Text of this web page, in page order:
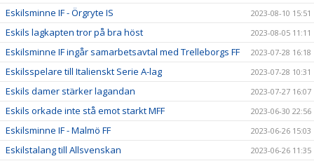
Eskilsminne IF - Örgryte IS 2023-08-10 15:51
Eskils lagkapten tror på bra höst 2023-08-05 11:11
Eskilsminne IF ingår samarbetsavtal med Trelleborgs FF 2023-07-28 16:18
Eskilsspelare till Italienskt Serie A-lag 2023-07-28 10:31
Eskils damer stärker lagandan 2023-07-27 16:07
Eskils orkade inte stå emot starkt MFF 2023-06-30 22:56
Eskilsminne IF - Malmö FF 2023-06-26 15:03
Eskilstalang till Allsvenskan 2023-06-26 11:35